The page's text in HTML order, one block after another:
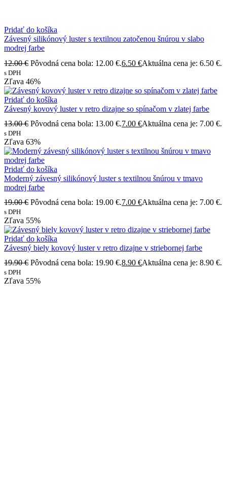
Pridať do košíka
Závesný silikónový luster s textilnou zatočenou šnúrou v slabo
modrej farbe
12.00€ Pôvodná cena bola: 12.00 €.6.50 €Aktuálna cena je: 6.50 €.
s DPH
Zľava 46%
Pridať do košíka
Závesný kovový luster v retro dizajne so spínačom v zlatej farbe
13.00€ Pôvodná cena bola: 13.00 €.7.00 €Aktuálna cena je: 7.00 €.
s DPH
Zľava 63%
Pridať do košíka
Moderný závesný silikónový luster s textilnou šnúrou v tmavo
modrej farbe
19.00€ Pôvodná cena bola: 19.00 €.7.00 €Aktuálna cena je: 7.00 €.
s DPH
Zľava 55%
Pridať do košíka
Závesný biely kovový luster v retro dizajne v striebornej farbe
19.90€ Pôvodná cena bola: 19.90 €.8.90 €Aktuálna cena je: 8.90 €.
s DPH
Zľava 55%